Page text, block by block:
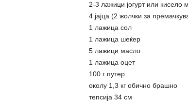
2-3 лажици јогурт или кисело
4 јајца (2 жолчки за
1 лажица сол
1 лажица шеќер
5 лажици масло
1 лажица оцет
100 г путер
околу 1,3 кг обично брашно
тепсија 34 см